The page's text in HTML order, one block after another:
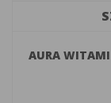
AURA